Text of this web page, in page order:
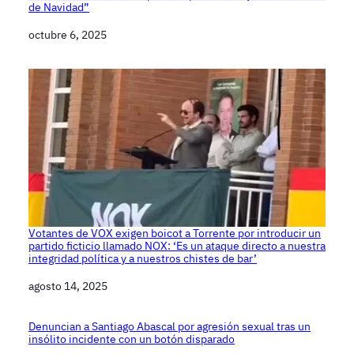
de Navidad”
Fecha
octubre 6, 2025
Votantes de VOX exigen boicot a Torrente por introducir un
partido ficticio llamado NOX: ‘Es un ataque directo a nuestra
integridad política y a nuestros chistes de bar’
Fecha
agosto 14, 2025
Denuncian a Santiago Abascal por agresión sexual tras un
insólito incidente con un botón disparado